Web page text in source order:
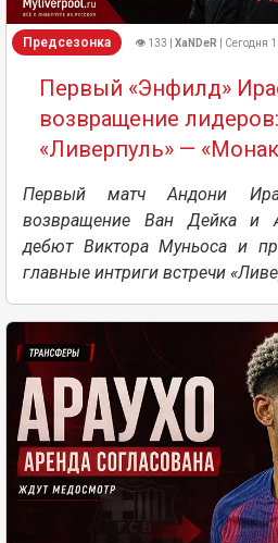
Предсезонка 👁 133 | XaNDeR | Сегодня
Первый «Энфилд»
возвращение
«Ливерпуль» —
Первый матч Андони
возвращение Ван Дейка и
дебют Виктора Муньоса и
главные интриги встречи